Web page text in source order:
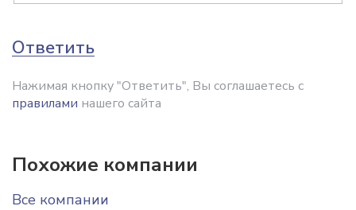
Ответить
Нажимая кнопку "Ответить", Вы соглашаетесь с
правилами нашего сайта
Похожие компании
Все компании